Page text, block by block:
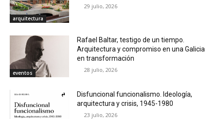
arquitectura
29 julio, 2026
eventos
Rafael Baltar, testigo de un tiempo.
Arquitectura y compromiso en una Galicia
en transformación
28 julio, 2026
Disfuncional funcionalismo. Ideología,
arquitectura y crisis, 1945-1980
23 julio, 2026